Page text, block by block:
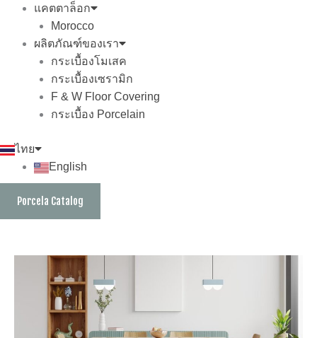
แคตตาล็อก
Morocco
ผลิตภัณฑ์ของเรา
กระเบื้องโมเสค
กระเบื้องเซรามิก
F & W Floor Covering
กระเบื้อง Porcelain
ไทย
English
Porcela Catalog